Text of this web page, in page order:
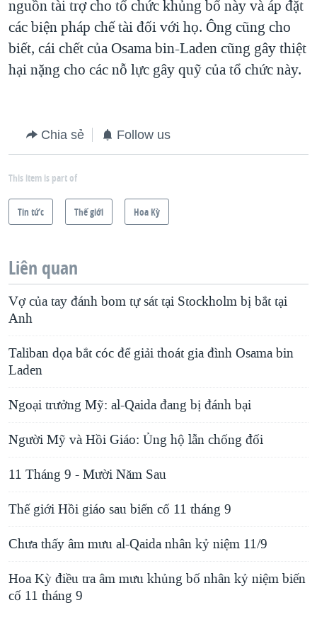
nguồn tài trợ cho tổ chức khủng bố này và áp đặt
các biện pháp chế tài đối với họ. Ông cũng cho
biết, cái chết của Osama bin-Laden cũng gây thiệt
hại nặng cho các nỗ lực gây quỹ của tổ chức này.
Chia sẻ Follow us
This item is part of
Tin tức Thế giới Hoa Kỳ
Liên quan
Vợ của tay đánh bom tự sát tại Stockholm bị bắt tại
Anh
Taliban dọa bắt cóc để giải thoát gia đình Osama bin
Laden
Ngoại trưởng Mỹ: al-Qaida đang bị đánh bại
Người Mỹ và Hồi Giáo: Ủng hộ lẫn chống đối
11 Tháng 9 - Mười Năm Sau
Thế giới Hồi giáo sau biến cố 11 tháng 9
Chưa thấy âm mưu al-Qaida nhân kỷ niệm 11/9
Hoa Kỳ điều tra âm mưu khủng bố nhân kỷ niệm biến
cố 11 tháng 9